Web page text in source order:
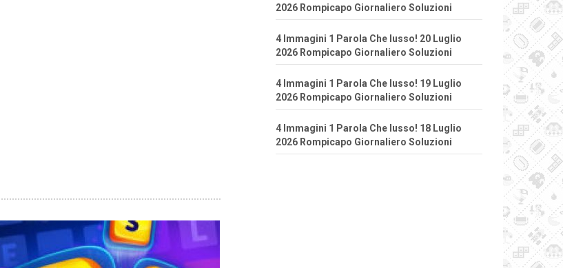
2026 Rompicapo Giornaliero Soluzioni
4 Immagini 1 Parola Che lusso! 20 Luglio
2026 Rompicapo Giornaliero Soluzioni
4 Immagini 1 Parola Che lusso! 19 Luglio
2026 Rompicapo Giornaliero Soluzioni
4 Immagini 1 Parola Che lusso! 18 Luglio
2026 Rompicapo Giornaliero Soluzioni